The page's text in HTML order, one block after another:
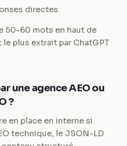
directes
50-60 mots en haut de
plus extrait par ChatGPT
une agence AEO ou
?
en place en interne si
technique, le JSON-LD